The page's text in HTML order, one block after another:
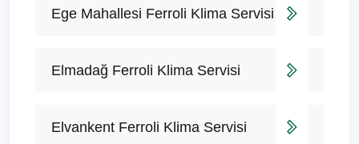
Ege Mahallesi Ferroli Klima Servisi
Elmadağ Ferroli Klima Servisi
Elvankent Ferroli Klima Servisi